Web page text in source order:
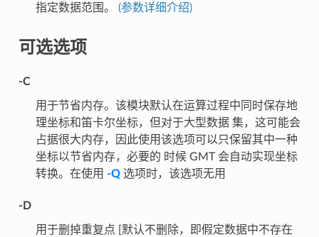
指定数据范围。 (参数详细介绍)
可选选项
-C
用于节省内存。该模块默认在运算过程中同时保存地
理坐标和笛卡尔坐标，但对于大型数据 集，这可能会
占据很大内存，因此使用该选项可以只保留其中一种
坐标以节省内存，必要的 时候 GMT 会自动实现坐标
转换。在使用 -Q选项时，该选项无用
-D
用于删掉重复点 [默认不删除，即假定数据中不存在